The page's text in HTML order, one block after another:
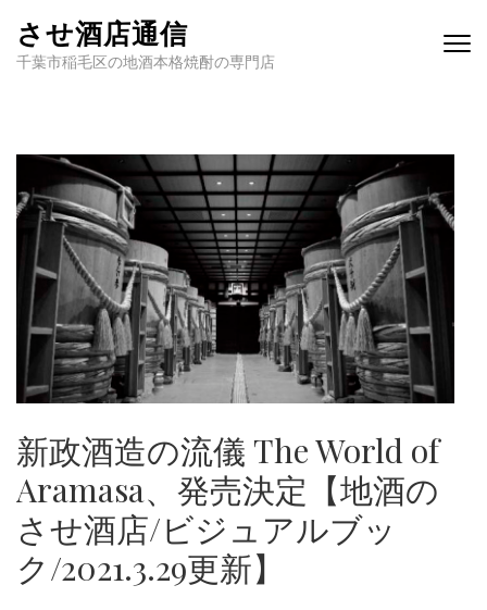
させ酒店通信
千葉市稲毛区の地酒本格焼酎の専門店
新政酒造の流儀 The World of
Aramasa、発売決定【地酒の
させ酒店/ビジュアルブッ
ク/2021.3.29更新】